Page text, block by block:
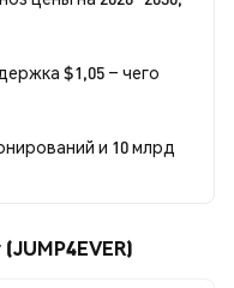
$1,05 – чего
и 10 млрд